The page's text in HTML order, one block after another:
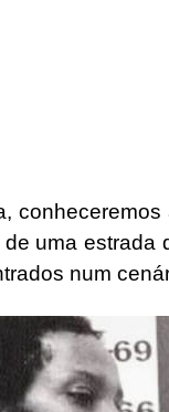
uma estrada
num